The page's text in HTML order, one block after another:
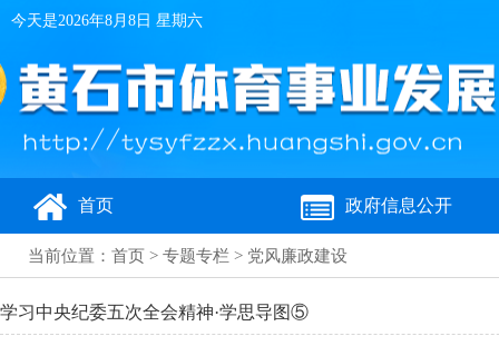
今天是2026年8月8日 星期六
首页 政府信息公开
当前位置： 首页 > 专题专栏 > 党风廉政建设
学习中央纪委五次全会精神·学思导图⑤